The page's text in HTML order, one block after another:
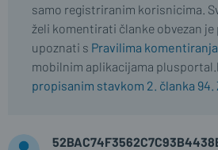
samo registriranim korisnicima.
želi komentirati članke obvezan
upoznati s Pravilima komentiranja
mobilnim aplikacijama
propisanim stavkom 2. članka 94.